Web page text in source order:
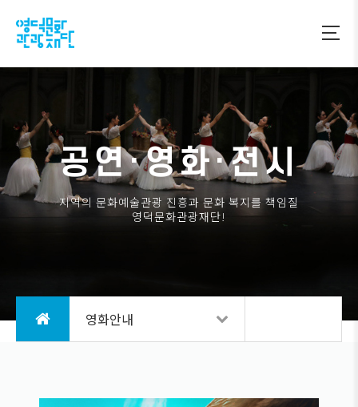
공연·영화·전시
지역의 문화예술관광 진흥과 문화 복지를 책임질
영덕문화관광재단!
영화안내